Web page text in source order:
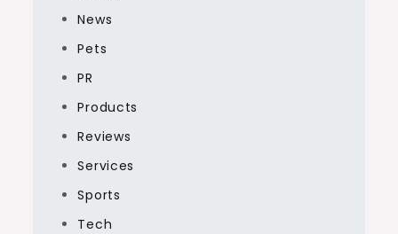
News
Pets
PR
Products
Reviews
Services
Sports
Tech